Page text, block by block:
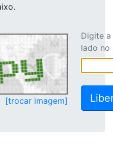
[trocar imagem]
Digite
lado no